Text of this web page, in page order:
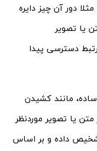
دور آن چیز دایره
یا تصویر
دسترسی پیدا
مانند کشیدن
یا تصویر موردنظر
داده و بر اساس